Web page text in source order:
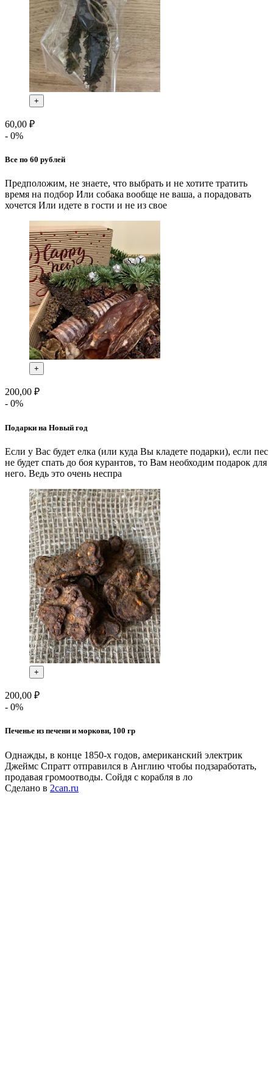
+
60,00 ₽
- 0%
Все по 60 рублей
Предположим, не знаете, что выбрать и не хотите тратить
время на подбор Или собака вообще не ваша, а порадовать
хочется Или идете в гости и не из свое
+
200,00 ₽
- 0%
Подарки на Новый год
Если у Вас будет елка (или куда Вы кладете подарки), если пес
не будет спать до боя курантов, то Вам необходим подарок для
него. Ведь это очень неспра
+
200,00 ₽
- 0%
Печенье из печени и моркови, 100 гр
Однажды, в конце 1850-х годов, американский электрик
Джеймс Спратт отправился в Англию чтобы подзаработать,
продавая громоотводы. Сойдя с корабля в ло
Сделано в 2can.ru